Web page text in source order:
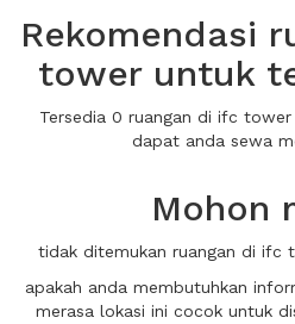
Rekomendasi
tower untuk
Tersedia 0 ruangan di ifc
dapat anda sewa
Mohon
tidak ditemukan ruangan di ifc
apakah anda membutuhkan
merasa lokasi ini cocok untuk